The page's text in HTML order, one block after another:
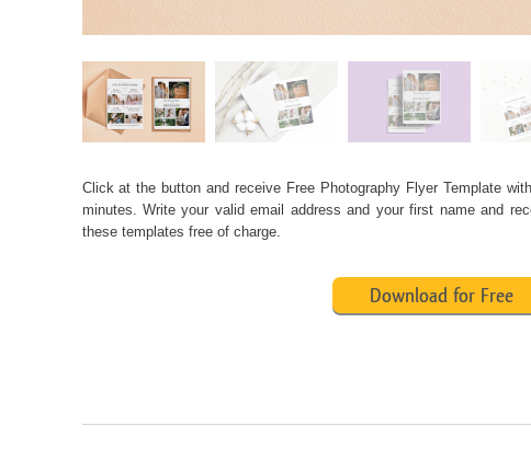
Click at the button and receive Free Photography Flyer Template
minutes. Write your valid email address and your first name and
these templates free of charge.
Download for Free